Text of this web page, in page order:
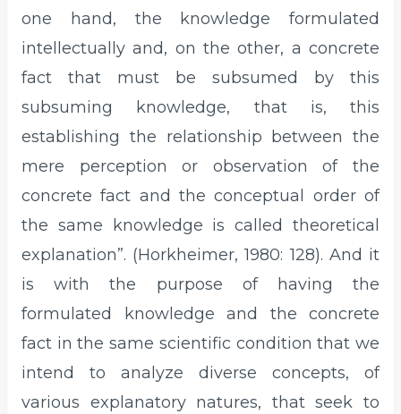
one hand, the knowledge formulated
intellectually and, on the other, a concrete
fact that must be subsumed by this
subsuming knowledge, that is, this
establishing the relationship between the
mere perception or observation of the
concrete fact and the conceptual order of
the same knowledge is called theoretical
explanation”. (Horkheimer, 1980: 128). And it
is with the purpose of having the
formulated knowledge and the concrete
fact in the same scientific condition that we
intend to analyze diverse concepts, of
various explanatory natures, that seek to